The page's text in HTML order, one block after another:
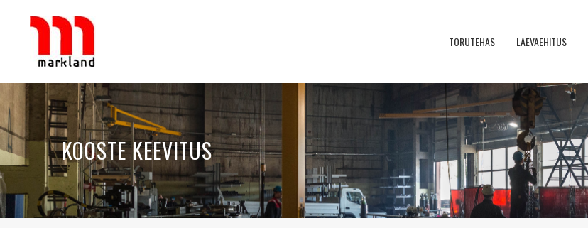
TORUTEHAS LAEVAEHITUS
KOOSTE KEEVITUS